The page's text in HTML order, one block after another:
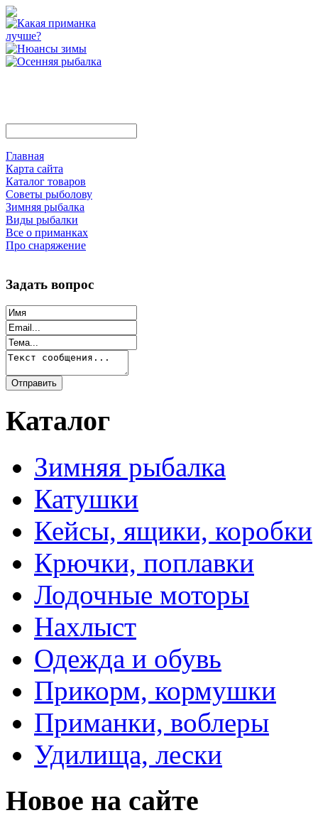
Главная
Карта сайта
Каталог товаров
Советы рыболову
Зимняя рыбалка
Виды рыбалки
Все о приманках
Про снаряжение
Задать вопрос
Каталог
Зимняя рыбалка
Катушки
Кейсы, ящики, коробки
Крючки, поплавки
Лодочные моторы
Нахлыст
Одежда и обувь
Прикорм, кормушки
Приманки, воблеры
Удилища, лески
Новое на сайте